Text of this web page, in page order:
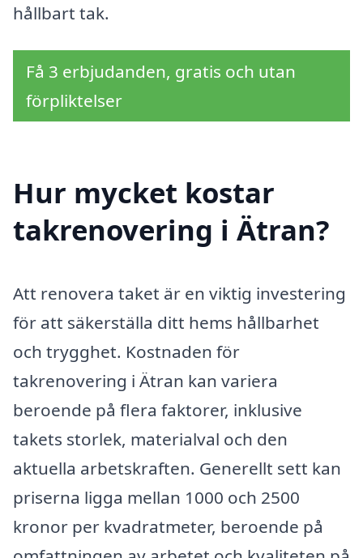
hållbart tak.
Få 3 erbjudanden, gratis och utan
förpliktelser
Hur mycket kostar
takrenovering i Ätran?
Att renovera taket är en viktig investering
för att säkerställa ditt hems hållbarhet
och trygghet. Kostnaden för
takrenovering i Ätran kan variera
beroende på flera faktorer, inklusive
takets storlek, materialval och den
aktuella arbetskraften. Generellt sett kan
priserna ligga mellan 1000 och 2500
kronor per kvadratmeter, beroende på